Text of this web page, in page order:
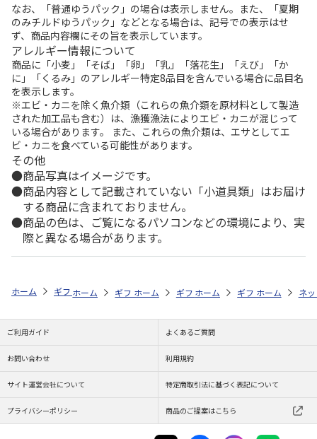
なお、「普通ゆうパック」の場合は表示しません。また、「夏期
のみチルドゆうパック」などとなる場合は、記号での表示はせ
ず、商品内容欄にその旨を表示しています。
アレルギー情報について
商品に「小麦」「そば」「卵」「乳」「落花生」「えび」「か
に」「くるみ」のアレルギー特定8品目を含んでいる場合に品目名
を表示します。
※エビ・カニを除く魚介類（これらの魚介類を原材料として製造
された加工品も含む）は、漁獲漁法によりエビ・カニが混じって
いる場合があります。 また、これらの魚介類は、エサとしてエ
ビ・カニを食べている可能性があります。
その他
商品写真はイメージです。
商品内容として記載されていない「小道具類」はお届け
する商品に含まれておりません。
商品の色は、ご覧になるパソコンなどの環境により、実
際と異なる場合があります。
ホーム ギフトストア お中元・夏ギフト特集 2026 ドリンク ＜
ホーム ギフトストア お中元・夏ギフト特集 2026
ホーム ギフトストア お中元・夏ギフト
ホーム ギフトストア お
ホーム ネ
ご利用ガイド よくあるご質問
お問い合わせ 利用規約
サイト運営会社について 特定商取引法に基づく表記について
プライバシーポリシー 商品のご提案はこちら